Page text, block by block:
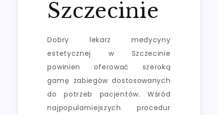
Szczecinie
Dobry lekarz medycyny
estetycznej w Szczecinie
powinien oferować szeroką
gamę zabiegów dostosowanych
do potrzeb pacjentów. Wśród
najpopularniejszych procedur